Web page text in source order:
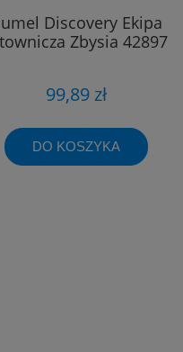
Discovery Ekipa
Zbysia 42897
99,89 zł
DO KOSZYKA